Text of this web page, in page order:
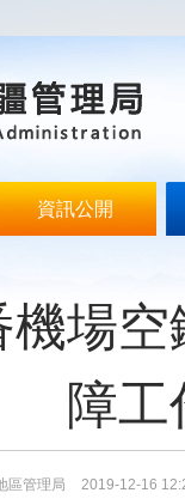
資訊公開
場
障
區管理局 2019-12-16